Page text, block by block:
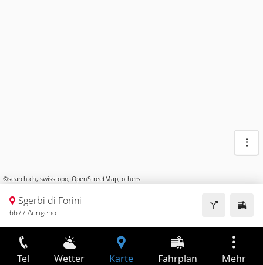
©search.ch, swisstopo, OpenStreetMap, others
Sgerbi di Forini
6677 Aurigeno
Tel Wetter Karte Fahrplan Mehr